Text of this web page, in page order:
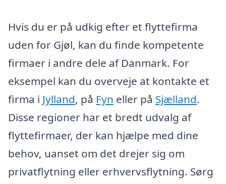
Hvis du er på udkig efter et flyttefirma
uden for Gjøl, kan du finde kompetente
firmaer i andre dele af Danmark. For
eksempel kan du overveje at kontakte et
firma i Jylland, på Fyn eller på Sjælland.
Disse regioner har et bredt udvalg af
flyttefirmaer, der kan hjælpe med dine
behov, uanset om det drejer sig om
privatflytning eller erhvervsflytning. Sørg